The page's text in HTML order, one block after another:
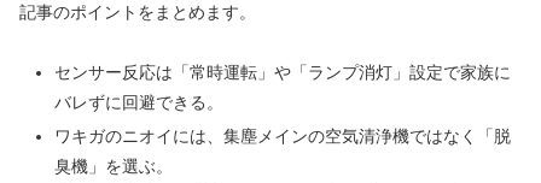
記事のポイントをまとめます。
センサー反応は「常時運転」や「ランプ消灯」設定で家族に
バレずに回避できる。
ワキガのニオイには、集塵メインの空気清浄機ではなく「脱
臭機」を選ぶ。